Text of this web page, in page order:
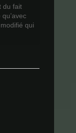
du fait
qui